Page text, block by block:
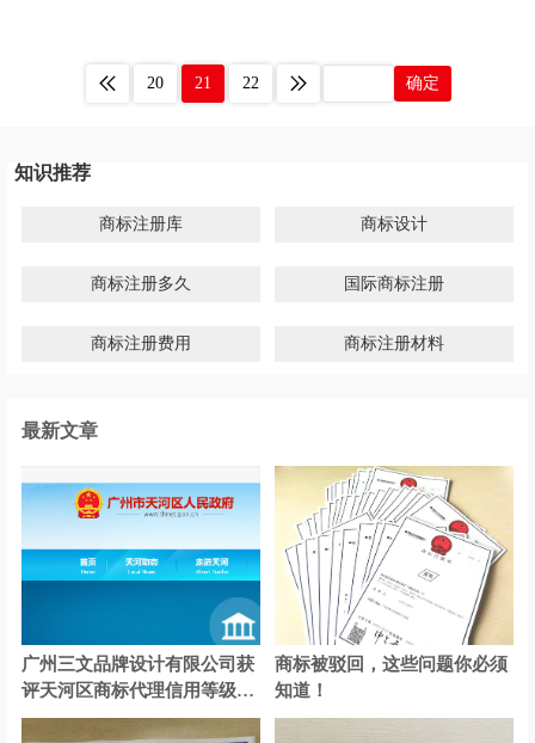
20 21 22 确定
知识推荐
商标注册库 商标设计
商标注册多久 国际商标注册
商标注册费用 商标注册材料
最新文章
广州三文品牌设计有限公司获
评天河区商标代理信用等级A
级认证
商标被驳回，这些问题你必须
知道！